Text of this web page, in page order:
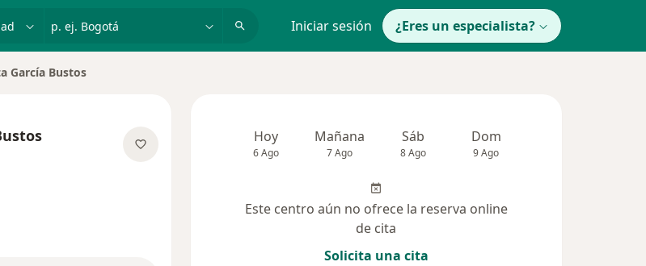
p. ej. Bogotá Iniciar sesión ¿Eres un especialista?
García Bustos
Hoy
6 Ago
Mañana
7 Ago
Sáb
8 Ago
Dom
9 Ago
Este centro aún no ofrece la reserva online
de cita
Solicita una cita